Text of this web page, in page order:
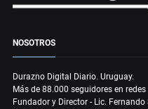
NOSOTROS
Durazno Digital Diario. Uruguay.
Más de 88.000 seguidores en redes
Fundador y Director - Lic.